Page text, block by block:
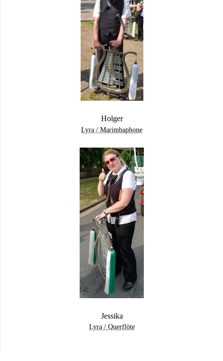
Holger
Lyra / Marimbaphone
Jessika
Lyra / Querflöte